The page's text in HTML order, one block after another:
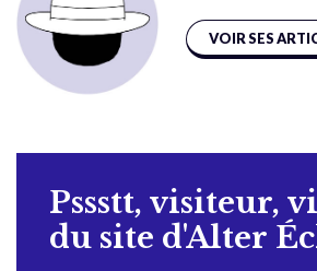
VOIR SES
Pssstt, visiteur,
du site d'Alter